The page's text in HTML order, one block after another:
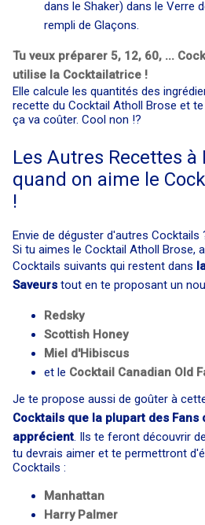
dans le Shaker) dans le Verre
rempli de Glaçons.
Tu veux préparer 5, 12, 60, ...
utilise la Cocktailatrice !
Elle calcule les quantités des
recette du Cocktail Atholl Brose et
ça va coûter. Cool non !?
Les Autres Recettes à
quand on aime le
!
Envie de déguster d'autres Cocktails
Si tu aimes le Cocktail Atholl Brose,
Cocktails suivants qui restent dans
Saveurs tout en te proposant un
Redsky
Scottish Honey
Miel d'Hibiscus
et le Cocktail Canadian Old
Je te propose aussi de goûter à
Cocktails que la plupart des Fans
apprécient. Ils te feront découvrir
tu devrais aimer et te permettront
Cocktails :
Manhattan
Harry Palmer